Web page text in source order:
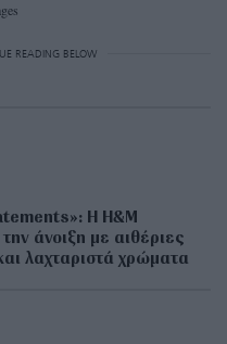
READING BELOW
Η H&M
άνοιξη με αιθέριες
λαχταριστά χρώματα